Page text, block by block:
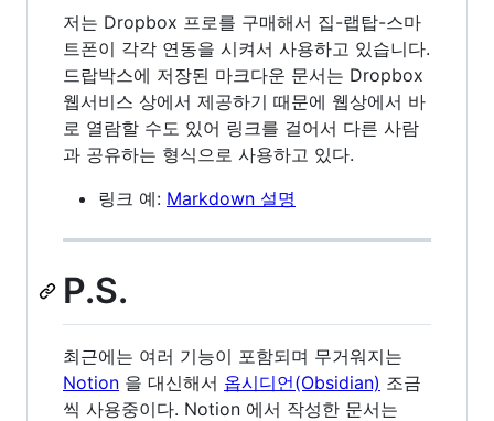
저는 Dropbox 프로를 구매해서 집-랩탑-스마
트폰이 각각 연동을 시켜서 사용하고 있습니다.
드랍박스에 저장된 마크다운 문서는 Dropbox
웹서비스 상에서 제공하기 때문에 웹상에서 바
로 열람할 수도 있어 링크를 걸어서 다른 사람
과 공유하는 형식으로 사용하고 있다.
링크 예: Markdown 설명
P.S.
최근에는 여러 기능이 포함되며 무거워지는
Notion 을 대신해서 옵시디언(Obsidian) 조금
씩 사용중이다. Notion 에서 작성한 문서는